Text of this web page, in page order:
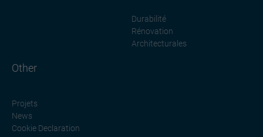
Durabilité
Rénovation
Architecturales
Other
Projets
News
Cookie Declaration